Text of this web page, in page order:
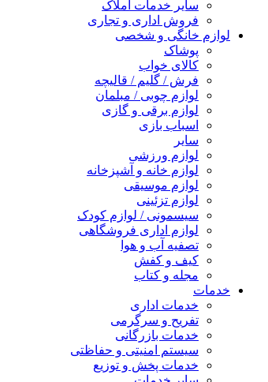
سایر خدمات املاک
فروش اداری و تجاری
لوازم خانگی و شخصی
پوشاک
کالای خواب
فرش / گلیم / قالیچه
لوازم چوبی / مبلمان
لوازم برقی و گازی
اسباب بازی
سایر
لوازم ورزشی
لوازم خانه و آشپزخانه
لوازم موسیقی
لوازم تزئینی
سیسمونی / لوازم کودک
لوازم اداری فروشگاهی
تصفیه آب و هوا
کیف و کفش
مجله و کتاب
خدمات
خدمات اداری
تفریح و سرگرمی
خدمات بازرگانی
سیستم امنیتی و حفاظتی
خدمات پخش و توزیع